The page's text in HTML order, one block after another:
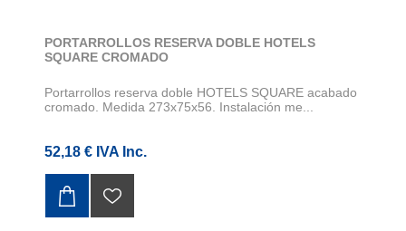
PORTARROLLOS RESERVA DOBLE HOTELS
SQUARE CROMADO
Portarrollos reserva doble HOTELS SQUARE acabado
cromado. Medida 273x75x56. Instalación me...
52,18 € IVA Inc.